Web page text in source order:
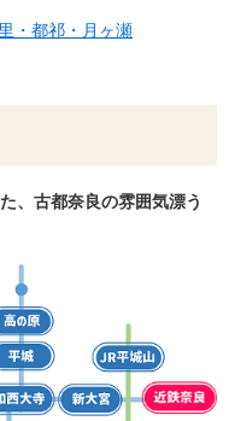
・都祁・月ヶ瀬
、古都奈良の雰囲気漂う